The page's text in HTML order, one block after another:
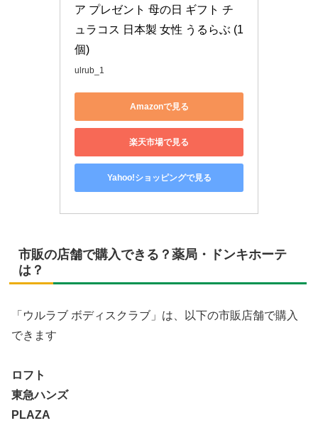
ア プレゼント 母の日 ギフト チ
ュラコス 日本製 女性 うるらぶ (1
個)
ulrub_1
Amazonで見る
楽天市場で見る
Yahoo!ショッピングで見る
市販の店舗で購入できる？薬局・ドンキホーテ
は？
「ウルラブ ボディスクラブ」は、以下の市販店舗で購入
できます
ロフト
東急ハンズ
PLAZA